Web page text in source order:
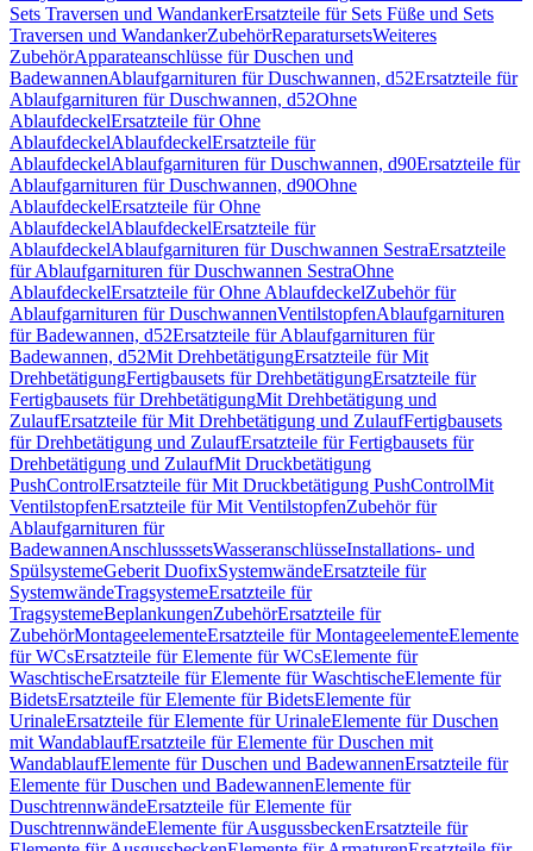
Sets Traversen und WandankerErsatzteile für Sets Füße und Sets
Traversen und WandankerZubehörReparatursetsWeiteres
ZubehörApparateanschlüsse für Duschen und
BadewannenAblaufgarnituren für Duschwannen, d52Ersatzteile für
Ablaufgarnituren für Duschwannen, d52Ohne
AblaufdeckelErsatzteile für Ohne
AblaufdeckelAblaufdeckelErsatzteile für
AblaufdeckelAblaufgarnituren für Duschwannen, d90Ersatzteile für
Ablaufgarnituren für Duschwannen, d90Ohne
AblaufdeckelErsatzteile für Ohne
AblaufdeckelAblaufdeckelErsatzteile für
AblaufdeckelAblaufgarnituren für Duschwannen SestraErsatzteile
für Ablaufgarnituren für Duschwannen SestraOhne
AblaufdeckelErsatzteile für Ohne AblaufdeckelZubehör für
Ablaufgarnituren für DuschwannenVentilstopfenAblaufgarnituren
für Badewannen, d52Ersatzteile für Ablaufgarnituren für
Badewannen, d52Mit DrehbetätigungErsatzteile für Mit
DrehbetätigungFertigbausets für DrehbetätigungErsatzteile für
Fertigbausets für DrehbetätigungMit Drehbetätigung und
ZulaufErsatzteile für Mit Drehbetätigung und ZulaufFertigbausets
für Drehbetätigung und ZulaufErsatzteile für Fertigbausets für
Drehbetätigung und ZulaufMit Druckbetätigung
PushControlErsatzteile für Mit Druckbetätigung PushControlMit
VentilstopfenErsatzteile für Mit VentilstopfenZubehör für
Ablaufgarnituren für
BadewannenAnschlusssetsWasseranschlüsseInstallations- und
SpülsystemeGeberit DuofixSystemwändeErsatzteile für
SystemwändeTragsystemeErsatzteile für
TragsystemeBeplankungenZubehörErsatzteile für
ZubehörMontageelementeErsatzteile für MontageelementeElemente
für WCsErsatzteile für Elemente für WCsElemente für
WaschtischeErsatzteile für Elemente für WaschtischeElemente für
BidetsErsatzteile für Elemente für BidetsElemente für
UrinaleErsatzteile für Elemente für UrinaleElemente für Duschen
mit WandablaufErsatzteile für Elemente für Duschen mit
WandablaufElemente für Duschen und BadewannenErsatzteile für
Elemente für Duschen und BadewannenElemente für
DuschtrennwändeErsatzteile für Elemente für
DuschtrennwändeElemente für AusgussbeckenErsatzteile für